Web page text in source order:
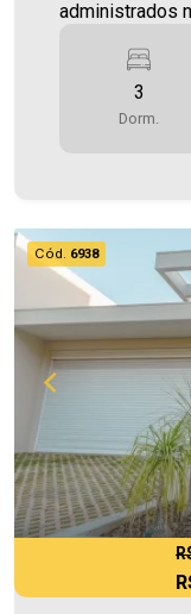
administrados
opções! Sobrado localizado na Vila Industrial. O
imóvel conta com: -
de encontrar o seu
Ativa, sinta-se
3
Dorm.
Cód. 6938